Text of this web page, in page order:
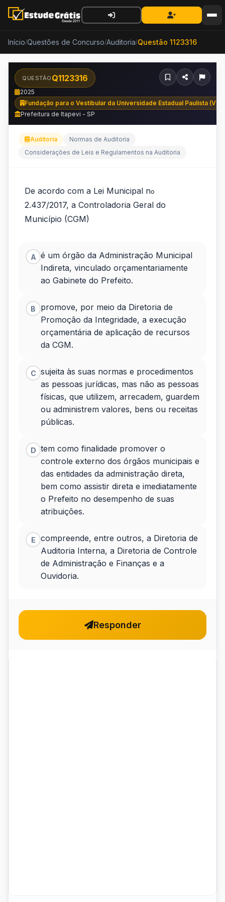
Início/Questões de Concurso/Auditoria/Questão 1123316
QUESTÃO Q1123316
2025
Fundação para o Vestibular da Universidade Estadual Paulista
Prefeitura de Itapevi - SP
Auditoria
Normas de Auditoria
Considerações de Leis e Regulamentos na Auditoria
De
acordo
com
Lei
Municipal
2.437/2017,
De acordo com a Lei Municipal no
2.437/2017, a Controladoria Geral do
Município (CGM)
A é um órgão da Administração Municipal
Indireta, vinculado orçamentariamente
ao Gabinete do Prefeito.
B
promove, por meio da Diretoria de
Promoção da Integridade, a execução
orçamentária de aplicação de recursos
da CGM.
C sujeita às suas normas e procedimentos
as pessoas jurídicas, mas não as pessoas
físicas, que utilizem, arrecadem, guardem
ou administrem valores, bens ou receitas
públicas.
D tem como finalidade promover o
controle externo dos órgãos municipais e
das entidades da administração direta,
bem como assistir direta e imediatamente
o Prefeito no desempenho de suas
atribuições.
E
compreende, entre outros, a Diretoria de
Auditoria Interna, a Diretoria de Controle
de Administração e Finanças e a
Ouvidoria.
Responder